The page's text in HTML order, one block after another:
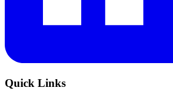
Quick Links